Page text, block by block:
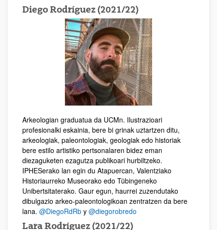
Diego Rodríguez (2021/22)
Arkeologian graduatua da UCMn. Ilustrazioari
profesionalki eskainia, bere bi grinak uztartzen ditu,
arkeologiak, paleontologiak, geologiak edo historiak
bere estilo artistiko pertsonalaren bidez eman
diezaguketen ezagutza publikoari hurbiltzeko.
IPHESerako lan egin du Atapuercan, Valentziako
Historiaurreko Museorako edo Tübingeneko
Unibertsitaterako. Gaur egun, haurrei zuzendutako
dibulgazio arkeo-paleontologikoan zentratzen da bere
lana. @DiegoRdRb y @diegorobredo
Lara Rodríguez (2021/22)